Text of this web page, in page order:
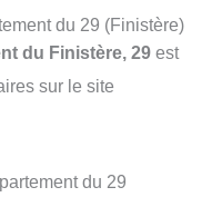
du 29 (Finistère)
du Finistère, 29 est
sur le site
du 29